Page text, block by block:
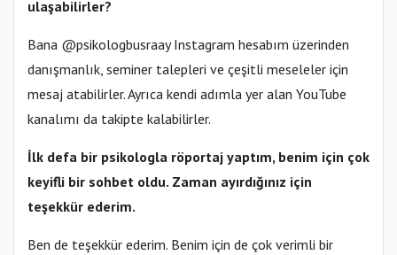
ulaşabilirler?
Bana @psikologbusraay Instagram hesabım üzerinden
danışmanlık, seminer talepleri ve çeşitli meseleler için
mesaj atabilirler. Ayrıca kendi adımla yer alan YouTube
kanalımı da takipte kalabilirler.
İlk defa bir psikologla röportaj yaptım, benim için çok
keyifli bir sohbet oldu. Zaman ayırdığınız için
teşekkür ederim.
Ben de teşekkür ederim. Benim için de çok verimli bir